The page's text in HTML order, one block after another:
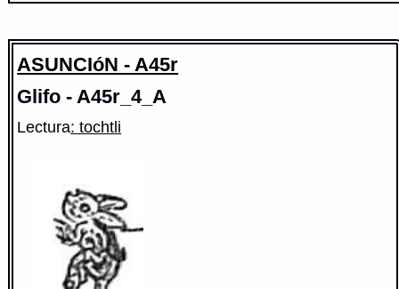
ASUNCIóN - A45r
Glifo - A45r_4_A
Lectura: tochtli